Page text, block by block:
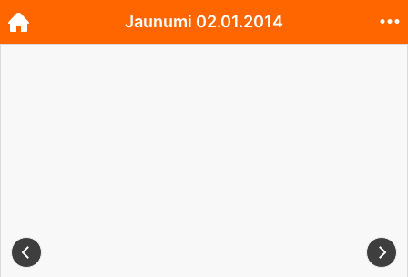
Jaunumi 02.01.2014